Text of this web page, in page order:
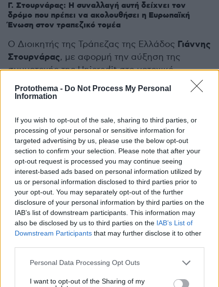
Protothema - Do Not Process My Personal
Information
If you wish to opt-out of the sale, sharing to third parties, or
processing of your personal or sensitive information for
targeted advertising by us, please use the below opt-out
section to confirm your selection. Please note that after your
opt-out request is processed you may continue seeing
interest-based ads based on personal information utilized by
us or personal information disclosed to third parties prior to
your opt-out. You may separately opt-out of the further
disclosure of your personal information by third parties on the
IAB’s list of downstream participants. This information may
also be disclosed by us to third parties on the IAB’s List of
Downstream Participants that may further disclose it to other
Please note that this website/app uses one or more Google
not limited to your visit or usage behaviour. You may click to
Personal Data Processing Opt Outs
I want to opt-out of the Sharing of my
Γ. Στουρνάρας: Η συναλλαγή αυτή δείχνει τον
δρόμο που πρέπει να ακολουθήσει η Ευρωπαϊκή
Ένωση στον τραπεζικό τομέα
Ο Διοικητής της Τράπεζας της Ελλάδος Γιάννης
Στουρνάρας, με αφορμή την αύξηση της
συμμετοχής της Unicredit στο μετοχικό
κεφάλαιο της Alpha Bank, δήλωσε τα εξής:
μετοχικό κεφάλαιο της Alpha Bank, μέσω
εξαγοράς των μετοχών που κατείχε το
επενδυτικό σχήμα Reggeborgh Invest, είναι μια
πολύ θετική εξέλιξηγια τις δύο τράπεζες και
είναι κυρίως το αποτέλεσμα τηςάριστης
συνεργασίαςπου είχαν αναπτύξει μεταξύ τους
το τελευταίο διάστημα.
Αντανακλά επίσης και τασημαντικά βήματα
προόδου του τραπεζικού τομέα και της
ελληνικής οικονομίας, τα οποία πιστοποιούνται
και από τις συνεχείς αναβαθμίσεις της